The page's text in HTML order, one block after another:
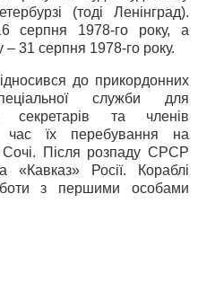
(тоді Ленінград).
серпня 1978-го року, а
31 серпня 1978-го року.
до прикордонних
служби для
секретарів та членів
їх перебування на
Після розпаду СРСР
«Кавказ» Росії. Кораблі
з першими особами